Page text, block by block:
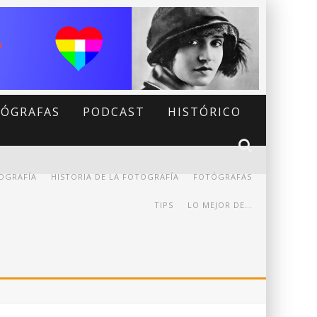
PODCAST HISTÓRICO
FOTÓGRAFAS
HISTORIA DE LA FOTOGRAFÍA
LO MEJOR DE…
TIPS